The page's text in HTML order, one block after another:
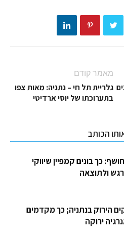
מאמר קודם
גלריית תל חי – נתניה: מאות צפו
בתערוכתו של יוסי ארדיטי
הכותב
כך בונים קמפיין שיווקי
ולתוצאה
הירוק בנתניה; כך מקדמים
ירוקה